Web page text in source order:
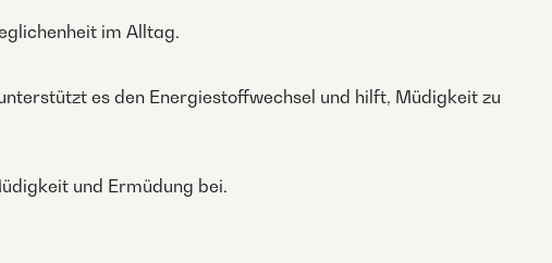
im Alltag.
es den Energiestoffwechsel und hilft, Müdigkeit zu
und Ermüdung bei.